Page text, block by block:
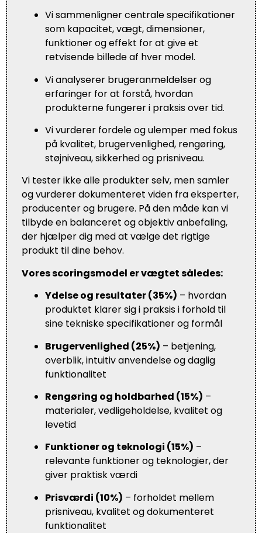
Vi sammenligner centrale specifikationer
som kapacitet, vægt, dimensioner,
funktioner og effekt for at give et
retvisende billede af hver model.
Vi analyserer brugeranmeldelser og
erfaringer for at forstå, hvordan
produkterne fungerer i praksis over tid.
Vi vurderer fordele og ulemper med fokus
på kvalitet, brugervenlighed, rengøring,
støjniveau, sikkerhed og prisniveau.
Vi tester ikke alle produkter selv, men samler
og vurderer dokumenteret viden fra eksperter,
producenter og brugere. På den måde kan vi
tilbyde en balanceret og objektiv anbefaling,
der hjælper dig med at vælge det rigtige
produkt til dine behov.
Vores scoringsmodel er vægtet således:
Ydelse og resultater (35%) – hvordan
produktet klarer sig i praksis i forhold til
sine tekniske specifikationer og formål
Brugervenlighed (25%) – betjening,
overblik, intuitiv anvendelse og daglig
funktionalitet
Rengøring og holdbarhed (15%) –
materialer, vedligeholdelse, kvalitet og
levetid
Funktioner og teknologi (15%) –
relevante funktioner og teknologier, der
giver praktisk værdi
Prisværdi (10%) – forholdet mellem
prisniveau, kvalitet og dokumenteret
funktionalitet